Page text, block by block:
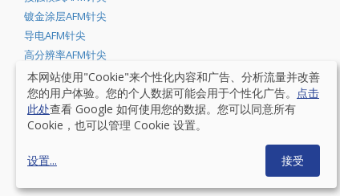
镀金涂层AFM针尖
导电AFM针尖
高分辨率AFM针尖
金刚石和DLC涂层AFM针尖
全合一AFM针尖
无探针AFM针尖
BudgetComboBox
BudgetSensors®是Innovative Solutions Bulgaria Ltd的注册商标.
本网站使用"Cookie"来个性化内容和广告、分析流量并改善
您的用户体验。您的个人数据可能会用于个性化广告。 点击
此处查看 Google 如何使用您的数据。您可以同意所有
Cookie，也可以管理 Cookie 设置。
设置... 接受